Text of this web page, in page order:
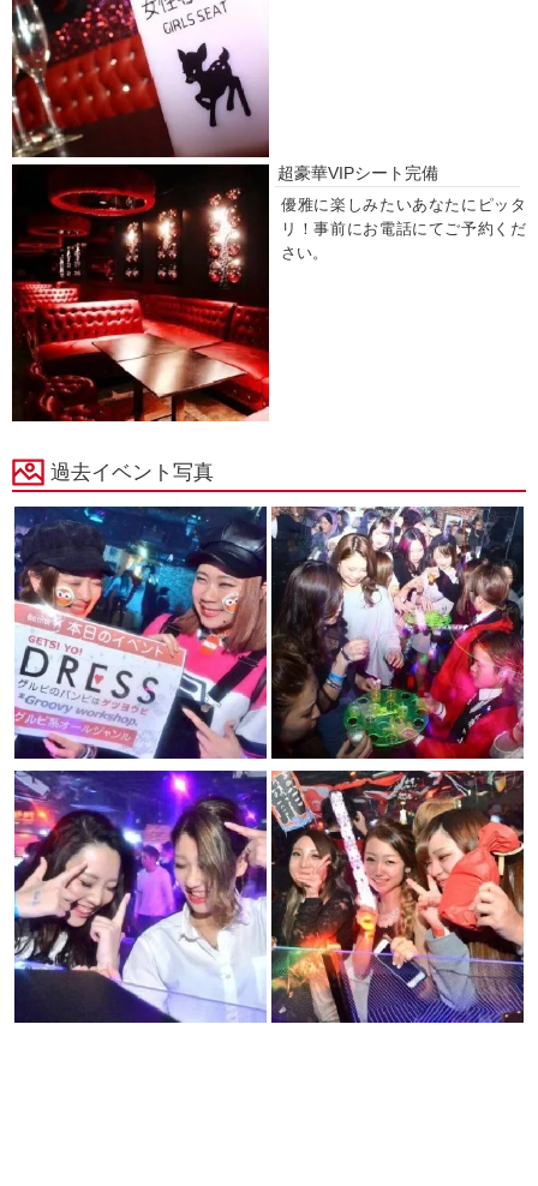
超豪華VIPシート完備
優雅に楽しみたいあなたにピッタ
リ！事前にお電話にてご予約くだ
さい。
過去イベント写真